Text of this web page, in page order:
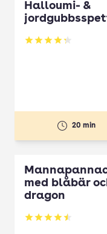
Halloumi- &
Betyg: 4.3 av 5
20 min
med blåbär
dragon
Betyg: 4.5 av 5